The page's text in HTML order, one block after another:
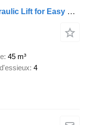
Titan Dump Semi Trailer with Hydraulic Lift for Easy Unloading
45 m³
4